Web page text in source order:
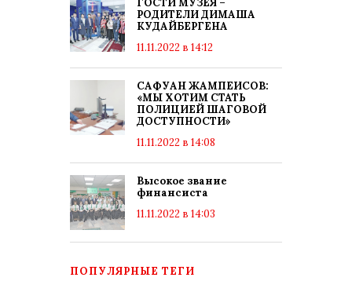
ГОСТИ МУЗЕЯ –
РОДИТЕЛИ ДИМАША
КУДАЙБЕРГЕНА
11.11.2022 в 14:12
САФУАН ЖАМПЕИСОВ:
«МЫ ХОТИМ СТАТЬ
ПОЛИЦИЕЙ ШАГОВОЙ
ДОСТУПНОСТИ»
11.11.2022 в 14:08
Высокое звание
финансиста
11.11.2022 в 14:03
ПОПУЛЯРНЫЕ ТЕГИ